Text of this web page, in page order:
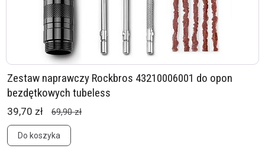
Zestaw naprawczy Rockbros 43210006001 do opon
bezdętkowych tubeless
39,70 zł 69,90 zł
Do koszyka